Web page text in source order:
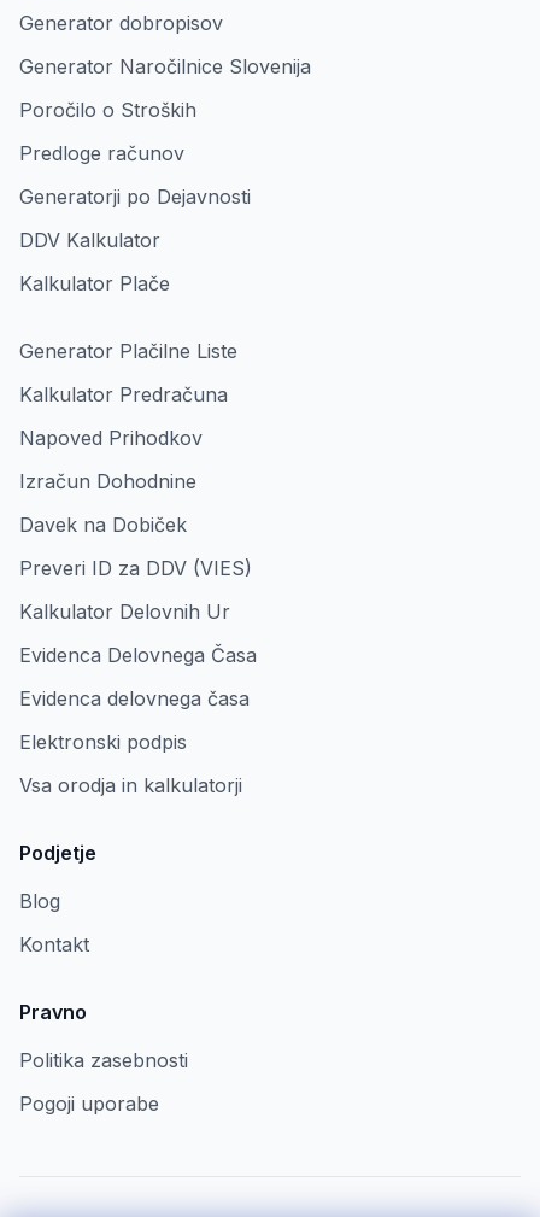
Generator dobropisov
Generator Naročilnice Slovenija
Poročilo o Stroških
Predloge računov
Generatorji po Dejavnosti
DDV Kalkulator
Kalkulator Plače
Generator Plačilne Liste
Kalkulator Predračuna
Napoved Prihodkov
Izračun Dohodnine
Davek na Dobiček
Preveri ID za DDV (VIES)
Kalkulator Delovnih Ur
Evidenca Delovnega Časa
Evidenca delovnega časa
Elektronski podpis
Vsa orodja in kalkulatorji
Podjetje
Blog
Kontakt
Pravno
Politika zasebnosti
Pogoji uporabe